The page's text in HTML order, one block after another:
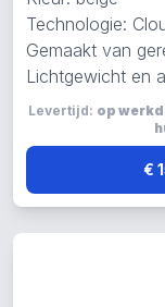
Technologie:
Gemaakt van
Lichtgewicht en
Levertijd: op
€